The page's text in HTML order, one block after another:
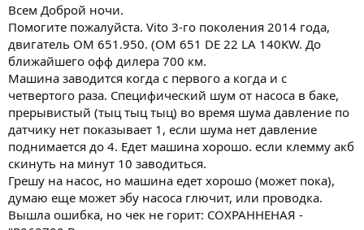
Всем Доброй ночи.
Помогите пожалуйста. Vito 3-го поколения 2014 года,
двигатель ОМ 651.950. (ОМ 651 DE 22 LA 140KW. До
ближайшего офф дилера 700 км.
Машина заводится когда с первого а когда и с
четвертого раза. Специфический шум от насоса в баке,
прерывистый (тыц тыц тыц) во время шума давление по
датчику нет показывает 1, если шума нет давление
поднимается до 4. Едет машина хорошо. если клемму акб
скинуть на минут 10 заводиться.
Грешу на насос, но машина едет хорошо (может пока),
думаю еще может эбу насоса глючит, или проводка.
Вышла ошибка, но чек не горит: СОХРАННЕНАЯ -